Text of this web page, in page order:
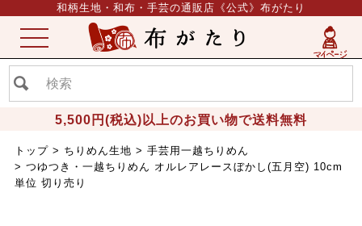
和柄生地・和布・手芸の通販店《公式》布がたり
5,500円(税込)以上のお買い物で送料無料
ME
NU
トップ ちりめん生地
手芸用一越ちりめん
つゆつき・一越ちりめん オルレアレースぼかし(五月空) 10cm
単位 切り売り